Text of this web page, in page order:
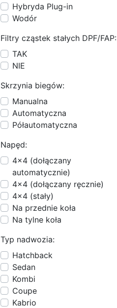
Hybryda Plug-in
Wodór
Filtry cząstek stałych DPF/FAP:
TAK
NIE
Skrzynia biegów:
Manualna
Automatyczna
Półautomatyczna
Napęd:
4x4 (dołączany
automatycznie)
4x4 (dołączany ręcznie)
4x4 (stały)
Na przednie koła
Na tylne koła
Typ nadwozia:
Hatchback
Sedan
Kombi
Coupe
Kabrio